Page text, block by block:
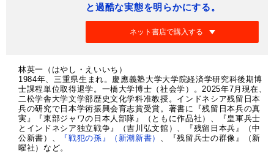
と過酷な実態を明らかにする。
ネット書店で購入する
林英一（はやし・えいいち）
1984年、三重県生まれ。慶應義塾大学大学院経済学研究科後期博
士課程単位取得退学。一橋大学博士（社会学）。2025年7月現在、
二松学舎大学文学部歴史文化学科准教授。インドネシア残留日本
兵の研究で日本学術振興会育志賞受賞。著書に『残留日本兵の真
実』『東部ジャワの日本人部隊』（ともに作品社）、『皇軍兵士
とインドネシア独立戦争』（吉川弘文館）、『残留日本兵』（中
公新書）、
『戦犯の孫』（新潮新書）
、『残留兵士の群像』（新
曜社）など。